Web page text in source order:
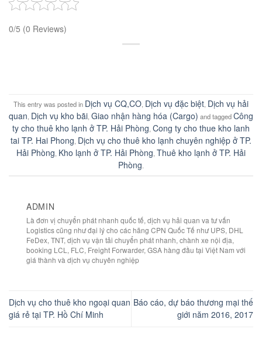
0/5 (0 Reviews)
This entry was posted in Dịch vụ CQ,CO, Dịch vụ đặc biệt, Dịch vụ hải
quan, Dịch vụ kho bãi, Giao nhận hàng hóa (Cargo) and taggedCông
ty cho thuê kho lạnh ở TP. Hải Phòng, Cong ty cho thue kho lanh
tai TP. Hai Phong, Dịch vụ cho thuê kho lạnh chuyên nghiệp ở TP.
Hải Phòng, Kho lạnh ở TP. Hải Phòng, Thuê kho lạnh ở TP. Hải
Phòng.
ADMIN
Là đơn vị chuyển phát nhanh quốc tế, dịch vụ hải quan va tư vấn
Logistics cũng như đại lý cho các hãng CPN Quốc Tế như UPS, DHL
FeDex, TNT, dịch vụ vận tải chuyển phát nhanh, chành xe nội địa,
booking LCL, FLC, Freight Forwarder, GSA hàng đầu tại Việt Nam với
giá thành và dịch vụ chuyên nghiệp
Dịch vụ cho thuê kho ngoại quan
giá rẻ tại TP. Hồ Chí Minh
Báo cáo, dự báo thương mại thế
giới năm 2016, 2017